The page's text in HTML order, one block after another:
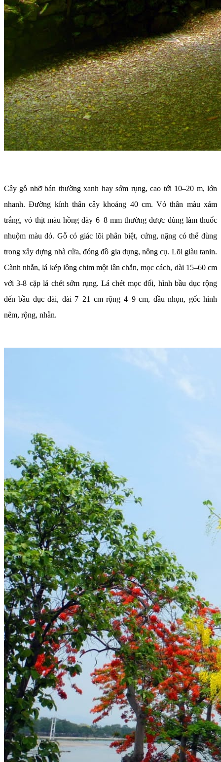
Cây gỗ nhỡ bán thường xanh hay sớm rụng, cao tới 10–20 m, lớn
nhanh. Đường kính thân cây khoảng 40 cm. Vỏ thân màu xám
trắng, vỏ thịt màu hồng dày 6–8 mm thường được dùng làm thuốc
nhuộm màu đỏ. Gỗ có giác lõi phân biệt, cứng, nặng có thể dùng
trong xây dựng nhà cửa, đóng đồ gia dụng, nông cụ. Lõi giàu tanin.
Cành nhẵn, lá kép lông chim một lần chẵn, mọc cách, dài 15–60 cm
với 3-8 cặp lá chét sớm rụng. Lá chét mọc đối, hình bầu dục rộng
đến bầu dục dài, dài 7–21 cm rộng 4–9 cm, đầu nhọn, gốc hình
nêm, rộng, nhẵn.